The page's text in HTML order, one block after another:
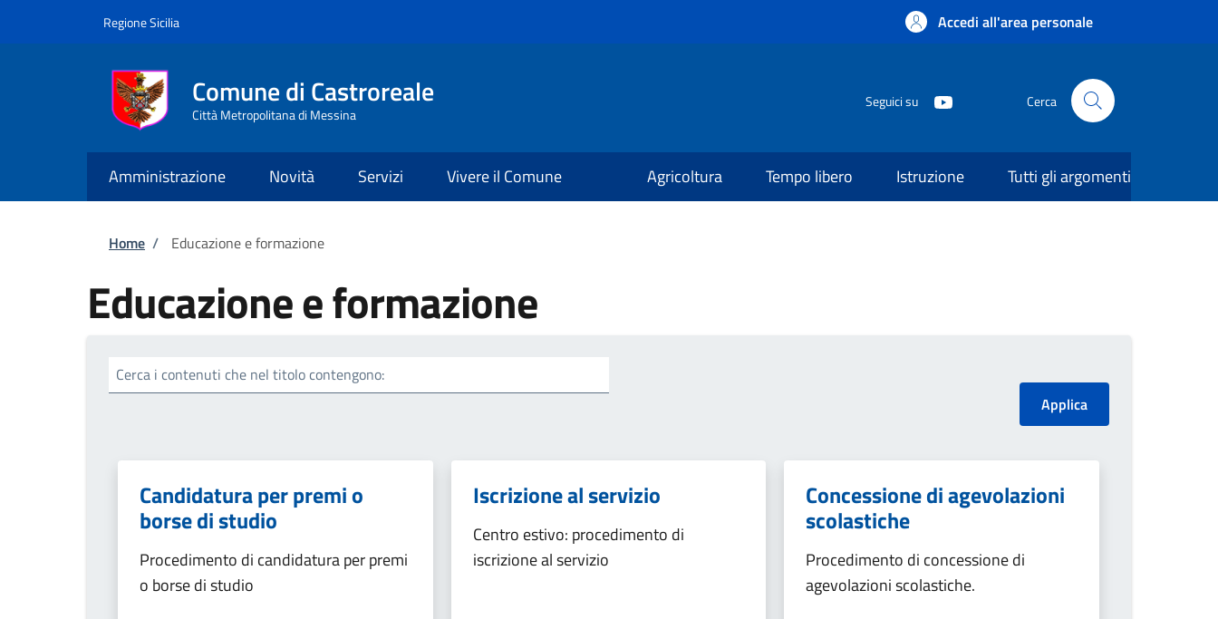
Regione Sicilia Accedi all'area personale
Comune di Castroreale
Città Metropolitana di Messina
Seguici su Cerca
Amministrazione Novità Servizi Vivere il Comune Agricoltura Tempo libero Istruzione Tutti gli argomenti
Briciole di pane
Home / Educazione e formazione
Educazione e formazione
Cerca i contenuti che nel titolo contengono:
Candidatura per premi o
borse di studio
Procedimento di candidatura per premi
o borse di studio
Iscrizione al servizio
Centro estivo: procedimento di
iscrizione al servizio
Concessione di agevolazioni
scolastiche
Procedimento di concessione di
agevolazioni scolastiche.